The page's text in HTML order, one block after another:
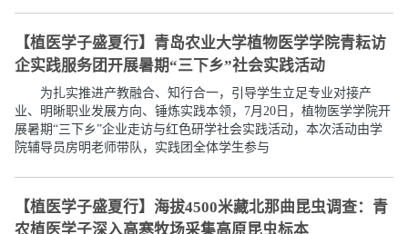
【植医学子盛夏行】青岛农业大学植物医学学院青耘访
企实践服务团开展暑期“三下乡”社会实践活动
为扎实推进产教融合、知行合一，引导学生立足专业对接产
业、明晰职业发展方向、锤炼实践本领，7月20日，植物医学学院开
展暑期“三下乡”企业走访与红色研学社会实践活动，本次活动由学
院辅导员房明老师带队，实践团全体学生参与
【植医学子盛夏行】海拔4500米藏北那曲昆虫调查：青
农植医学子深入高寒牧场采集高原昆虫标本